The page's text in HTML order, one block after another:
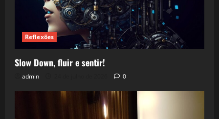
Reflexões
Slow Down, fluir e sentir!
admin 0